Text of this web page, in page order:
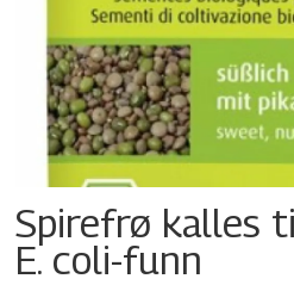
Spirefrø kalles
E. coli-funn